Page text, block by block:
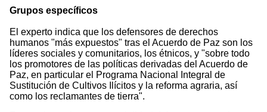
Grupos específicos
El experto indica que los defensores de derechos
humanos "más expuestos" tras el Acuerdo de Paz son los
líderes sociales y comunitarios, los étnicos, y "sobre todo
los promotores de las políticas derivadas del Acuerdo de
Paz, en particular el Programa Nacional Integral de
Sustitución de Cultivos Ilícitos y la reforma agraria, así
como los reclamantes de tierra".